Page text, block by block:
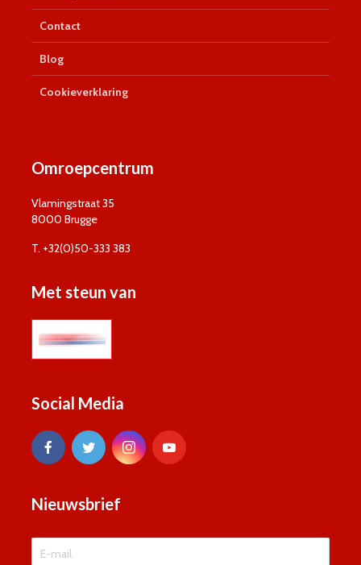
Contact
Blog
Cookieverklaring
Omroepcentrum
Vlamingstraat 35
8000 Brugge
T. +32(0)50-333 383
Met steun van
Social Media
Nieuwsbrief